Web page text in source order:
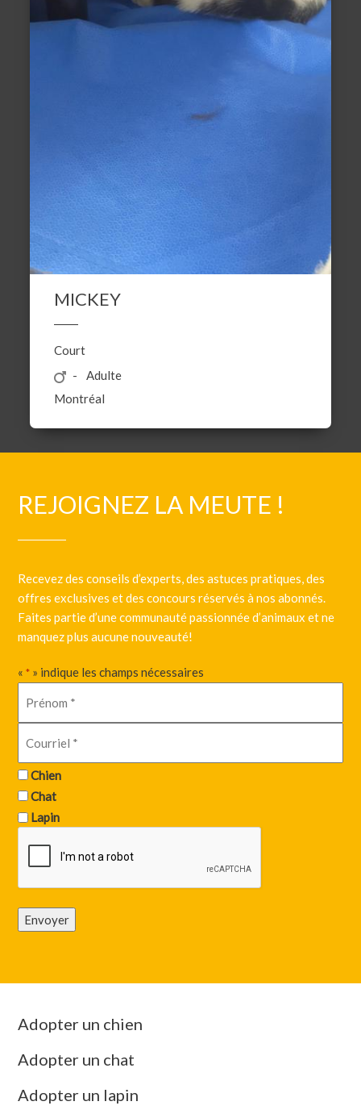
MICKEY
Court
Adulte
Montréal
REJOIGNEZ LA MEUTE !
Recevez des conseils d’experts, des astuces pratiques, des
offres exclusives et des concours réservés à nos abonnés.
Faites partie d’une communauté passionnée d’animaux et ne
manquez plus aucune nouveauté!
«* » indique les champs nécessaires
Chien
Chat
Lapin
Envoyer
Adopter un chien
Adopter un chat
Adopter un lapin